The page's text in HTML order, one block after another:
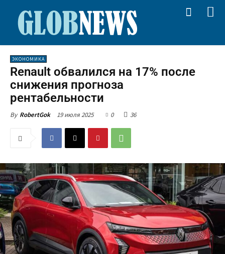
ЭКОНОМИКА
Renault обвалился на 17% после
снижения прогноза
рентабельности
By RobertGok 19 июля 2025 0 36